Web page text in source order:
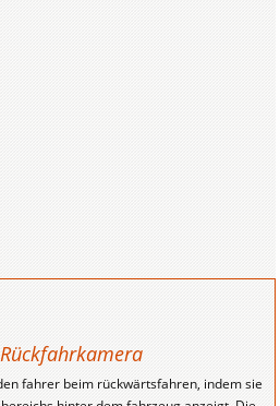
Rückfahrkamera
fahrer beim rückwärtsfahren, indem sie